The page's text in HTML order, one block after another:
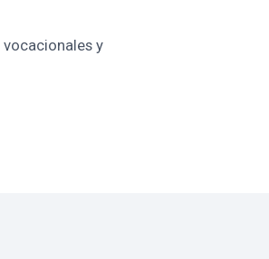
vocacionales y